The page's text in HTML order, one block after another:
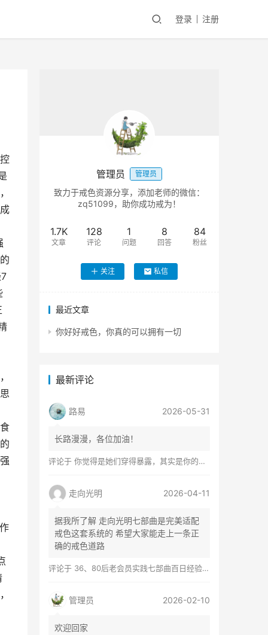
登录 注册
管理员 管理员
致力于戒色资源分享，添加老师的微信：
zq51099，助你成功戒为！
1.7K
文章
128
评论
1
问题
8
回答
84
粉丝
关注 私信
最近文章
你好好戒色，你真的可以拥有一切
最新评论
路易 2026-05-31
长路漫漫，各位加油！
评论于 你觉得是她们穿得暴露，其实是你的心在着火
走向光明 2026-04-11
据我所了解 走向光明七部曲是完美适配
戒色这套系统的 希望大家能走上一条正
确的戒色道路
评论于 36、80后老会员实践七部曲百日经验谈兼苦口忠言
管理员 2026-02-10
欢迎回家